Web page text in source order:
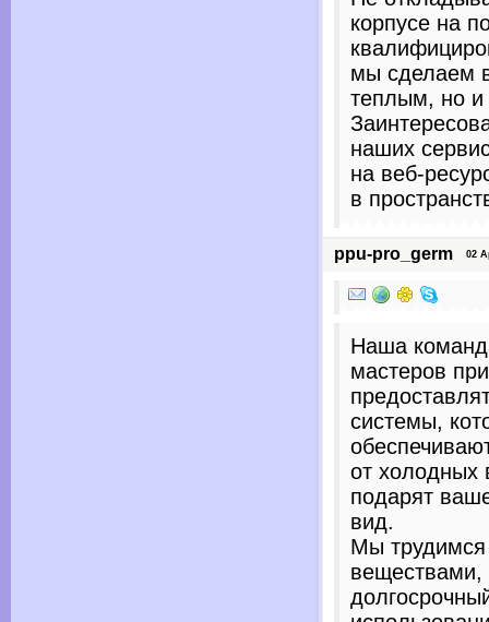
корпусе на
мы сделаем
теплым, но и
наших
на веб-
в
ppu-pro_germ 02
Наша
мастеров
системы,
от холодных
подарят
вид.
Мы
веществами,